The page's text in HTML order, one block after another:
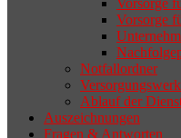
Vorsorge
Vorsorge
Notfallordner
Versorgungswerk
Ablauf der
Auszeichnungen
Fragen & Antworten